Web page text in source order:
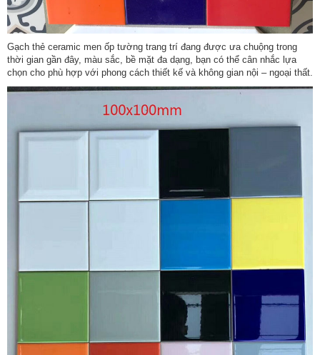
Gạch thẻ ceramic men ốp tường trang trí đang được ưa chuộng trong
thời gian gần đây, màu sắc, bề mặt đa dạng, bạn có thể cân nhắc lựa
chọn cho phù hợp với phong cách thiết kế và không gian nội – ngoại thất.